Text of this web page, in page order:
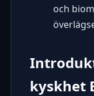
och
kyskhet